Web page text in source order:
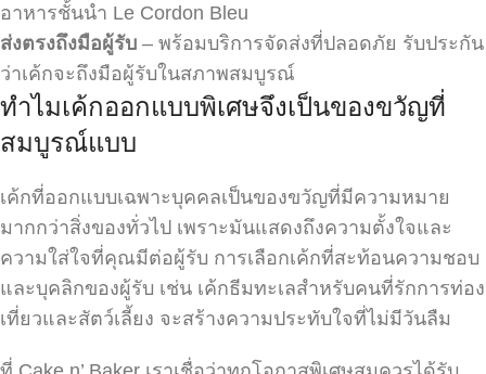
อาหารชั้นนำ Le Cordon Bleu
ส่งตรงถึงมือผู้รับ – พร้อมบริการจัดส่งที่ปลอดภัย รับประกัน
ว่าเค้กจะถึงมือผู้รับในสภาพสมบูรณ์
ทำไมเค้กออกแบบพิเศษจึงเป็นของขวัญที่
สมบูรณ์แบบ
เค้กที่ออกแบบเฉพาะบุคคลเป็นของขวัญที่มีความหมาย
มากกว่าสิ่งของทั่วไป เพราะมันแสดงถึงความตั้งใจและ
ความใส่ใจที่คุณมีต่อผู้รับ การเลือกเค้กที่สะท้อนความชอบ
และบุคลิกของผู้รับ เช่น เค้กธีมทะเลสำหรับคนที่รักการท่อง
เที่ยวและสัตว์เลี้ยง จะสร้างความประทับใจที่ไม่มีวันลืม